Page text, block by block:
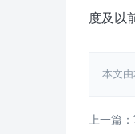
度及以
本文
上一篇